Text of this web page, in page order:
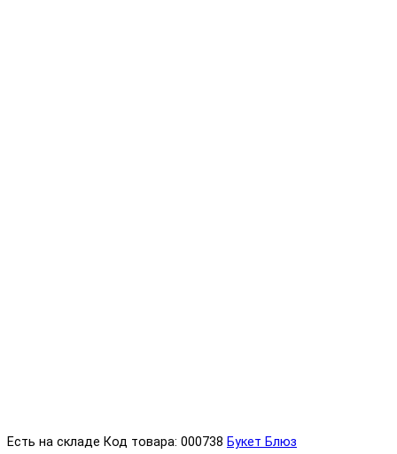
Есть на складе Код товара: 000738 Букет Блюз